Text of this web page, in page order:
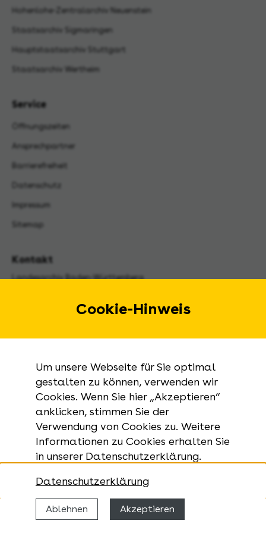
Cookie-Hinweis
Um unsere Webseite für Sie optimal
gestalten zu können, verwenden wir
Cookies. Wenn Sie hier „Akzeptieren“
anklicken, stimmen Sie der
Verwendung von Cookies zu. Weitere
Informationen zu Cookies erhalten Sie
in unserer Datenschutzerklärung.
Datenschutzerklärung
Ablehnen Akzeptieren
Hohenlohe-Zentralarchiv Neuenstein
Staatsarchiv Sigmaringen
Hauptstaatsarchiv Stuttgart
Staatsarchiv Wertheim
Service
Öffnungszeiten
Ansprechpartner
Barrierefreiheit
Datenschutz
Impressum
Sitemap
Kontakt
Landesarchiv Baden-Württemberg
+49 711 212-4272
Anfragen zu Archivgut:
+49 711 335075-555
Telefax:
+49 711 212-4283